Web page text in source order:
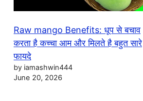
Raw mango Benefits: धूप से बचाव
करता है कच्चा आम और मिलते है बहुत सारे
फायदे
by iamashwin444
June 20, 2026